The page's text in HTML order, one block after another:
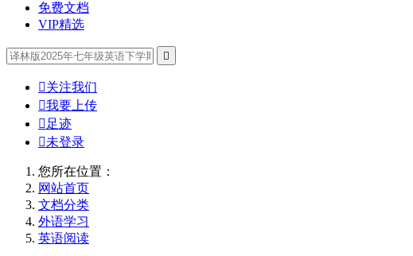
免费文档
VIP精选

关注我们
我要上传
 足迹
未登录
您所在位置：
网站首页
文档分类
外语学习
英语阅读